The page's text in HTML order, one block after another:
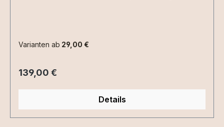
Zeichen.Bitte die entsprechenden
Varianten ab 29,00 €
Regulärer Preis:
139,00 €
Details